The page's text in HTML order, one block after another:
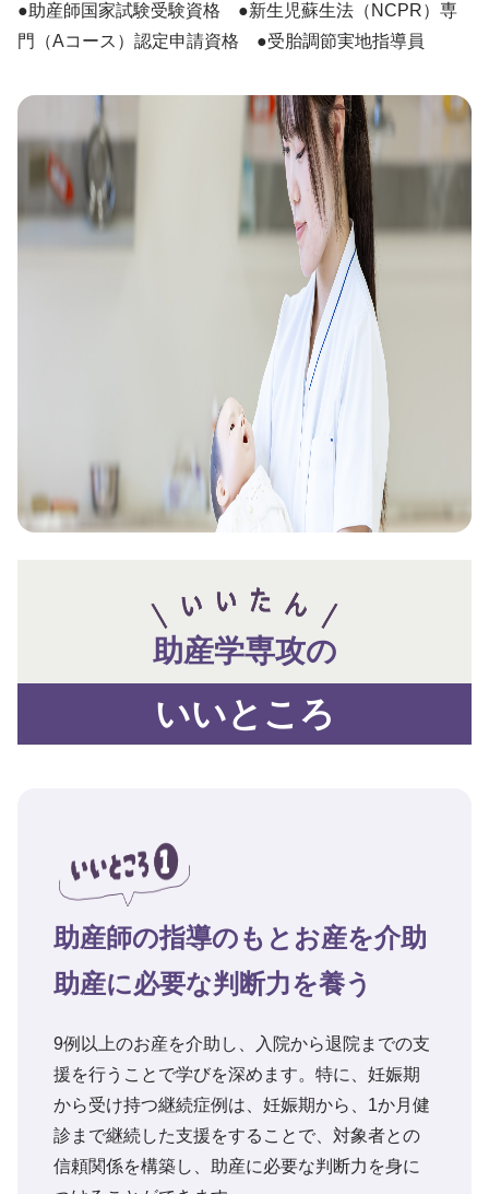
●助産師国家試験受験資格 ●新生児蘇生法（NCPR）専
門（Aコース）認定申請資格 ●受胎調節実地指導員
助産学専攻の
いいところ
助産師の指導のもとお産を介助
助産に必要な判断力を養う
9例以上のお産を介助し、入院から退院までの支
援を行うことで学びを深めます。特に、妊娠期
から受け持つ継続症例は、妊娠期から、1か月健
診まで継続した支援をすることで、対象者との
信頼関係を構築し、助産に必要な判断力を身に